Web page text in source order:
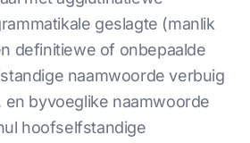
geslagte (manlik
definitiewe of onbepaalde
naamwoorde verbuig
en byvoeglike naamwoorde
hoofselfstandige